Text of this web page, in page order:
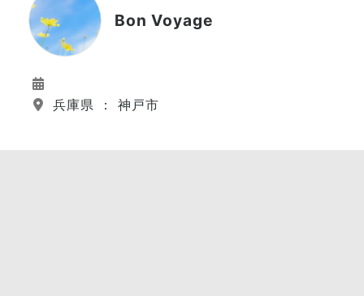
Bon Voyage
兵庫県 ： 神戸市